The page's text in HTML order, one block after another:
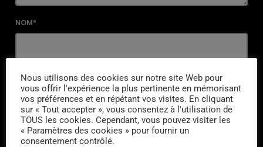
NOM*
EMAIL*
URL
Nous utilisons des cookies sur notre site Web pour
vous offrir l'expérience la plus pertinente en mémorisant
vos préférences et en répétant vos visites. En cliquant
sur « Tout accepter », vous consentez à l'utilisation de
TOUS les cookies. Cependant, vous pouvez visiter les
« Paramètres des cookies » pour fournir un
consentement contrôlé.